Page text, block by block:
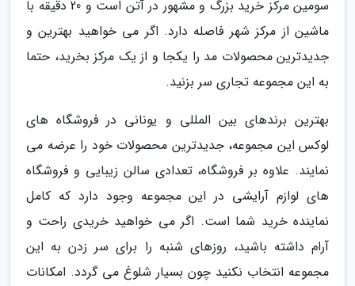
سومین مرکز خرید بزرگ و مشهور در آتن است و 20 دقیقه با
ماشین از مرکز شهر فاصله دارد. اگر می خواهید بهترین و
جدیدترین محصولات مد را یکجا و از یک مرکز بخرید، حتما
به این مجموعه تجاری سر بزنید.
بهترین برندهای بین المللی و یونانی در فروشگاه های
لوکس این مجموعه، جدیدترین محصولات خود را عرضه می
نمایند. علاوه بر فروشگاه، تعدادی سالن زیبایی و فروشگاه
های لوازم آرایشی در این مجموعه وجود دارد که کامل
نماینده خرید شما است. اگر می خواهید خریدی راحت و
آرام داشته باشید، روزهای شنبه را برای سر زدن به این
مجموعه انتخاب نکنید چون بسیار شلوغ می گردد. امکانات